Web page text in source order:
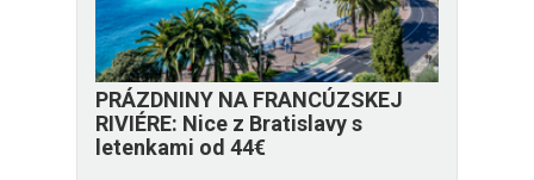
PRÁZDNINY NA FRANCÚZSKEJ
RIVIÉRE: Nice z Bratislavy s
letenkami od 44€